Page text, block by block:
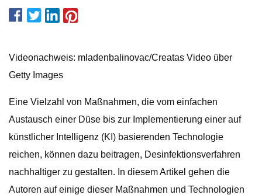
Videonachweis: mladenbalinovac/Creatas Video über
Getty Images
Eine Vielzahl von Maßnahmen, die vom einfachen
Austausch einer Düse bis zur Implementierung einer auf
künstlicher Intelligenz (KI) basierenden Technologie
reichen, können dazu beitragen, Desinfektionsverfahren
nachhaltiger zu gestalten. In diesem Artikel gehen die
Autoren auf einige dieser Maßnahmen und Technologien